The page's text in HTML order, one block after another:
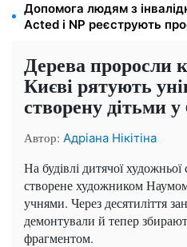
Допомога людям з
Acted і NP реєструють
Дерева проросли
Києві рятують
створену дітьми у
Автор: Адріана Нікітіна
На будівлі дитячої
створене художником
учнями. Через десятиліття
демонтували й тепер
фрагментом.